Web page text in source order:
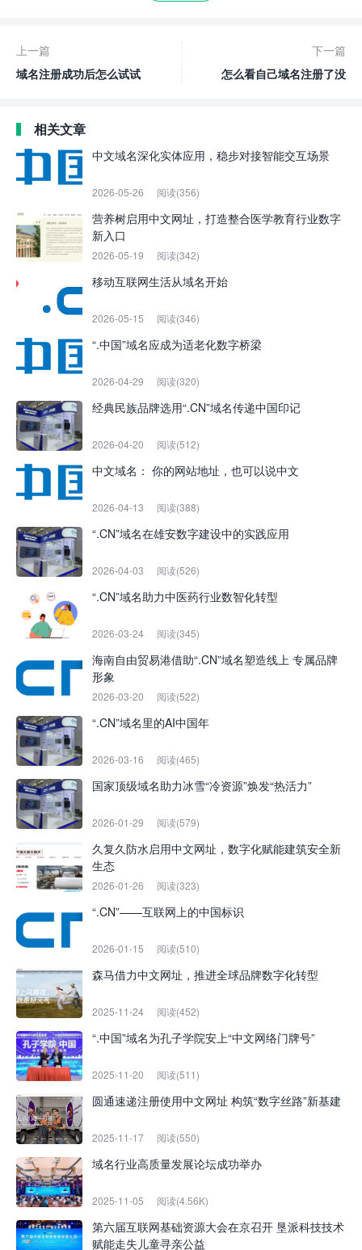
上一篇
域名注册成功后怎么试试
下一篇
怎么看自己域名注册了没
相关文章
中文域名深化实体应用，稳步对接智能交互场景
2026-05-26 阅读(356)
营养树启用中文网址，打造整合医学教育行业数字
新入口
2026-05-19 阅读(342)
移动互联网生活从域名开始
2026-05-15 阅读(346)
“.中国”域名应成为适老化数字桥梁
2026-04-29 阅读(320)
经典民族品牌选用“.CN”域名传递中国印记
2026-04-20 阅读(512)
中文域名： 你的网站地址，也可以说中文
2026-04-13 阅读(388)
“.CN”域名在雄安数字建设中的实践应用
2026-04-03 阅读(526)
“.CN”域名助力中医药行业数智化转型
2026-03-24 阅读(345)
海南自由贸易港借助“.CN”域名塑造线上 专属品牌
形象
2026-03-20 阅读(522)
“.CN”域名里的AI中国年
2026-03-16 阅读(465)
国家顶级域名助力冰雪“冷资源”焕发“热活力”
2026-01-29 阅读(579)
久复久防水启用中文网址，数字化赋能建筑安全新
生态
2026-01-26 阅读(323)
“.CN”——互联网上的中国标识
2026-01-15 阅读(510)
森马借力中文网址，推进全球品牌数字化转型
2025-11-24 阅读(452)
“.中国”域名为孔子学院安上“中文网络门牌号”
2025-11-20 阅读(511)
圆通速递注册使用中文网址 构筑“数字丝路”新基建
2025-11-17 阅读(550)
域名行业高质量发展论坛成功举办
2025-11-05 阅读(4.56K)
第六届互联网基础资源大会在京召开 垦派科技技术
赋能走失儿童寻亲公益